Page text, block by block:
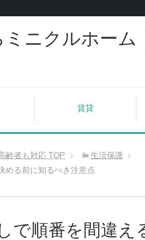
ニクルホーム
賃貸
齢者も対応 TOP
生活保護
める前に知るべき注意点
で順番を間違